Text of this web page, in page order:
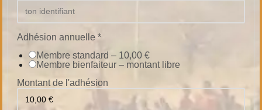
Adhésion annuelle *
Membre standard – 10,00 €
Membre bienfaiteur – montant libre
Montant de l'adhésion